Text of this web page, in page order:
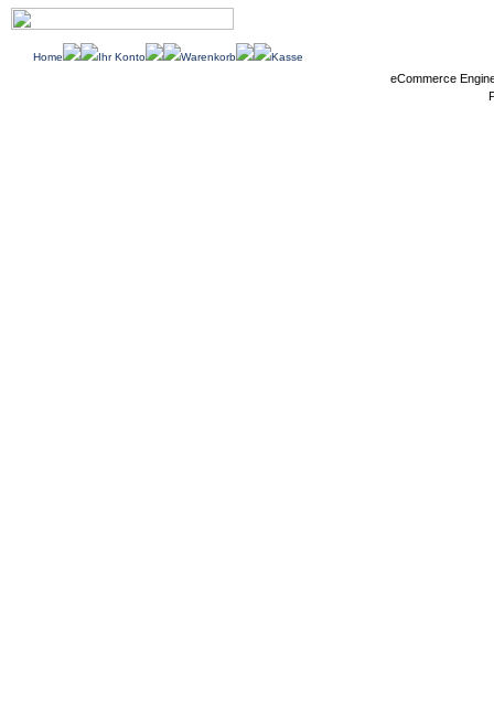
Home Ihr Konto Warenkorb Kasse
eCommerce